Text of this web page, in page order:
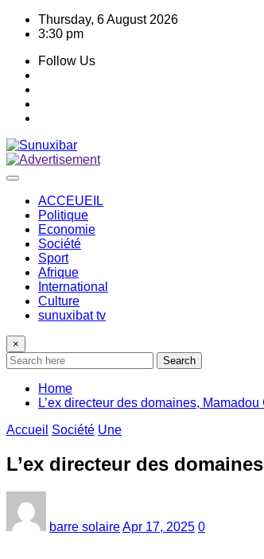
Skip
Thursday, 6 August 2026
3:30 pm
Follow Us
ACCEUEIL
Politique
Economie
Société
Sport
Afrique
International
Culture
sunuxibat tv
×
Search
Home
L’ex directeur des domaines,
Accueil Société Une
L’ex directeur des
barre solaireApr 17, 2025 0